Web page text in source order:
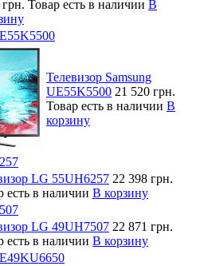
Товар есть в наличии В
Телевизор Samsung
UE55K5500 21 520 грн.
Товар есть в наличии В
корзину
LG 55UH6257 22 398 грн.
есть в наличии В корзину
LG 49UH7507 22 871 грн.
есть в наличии В корзину